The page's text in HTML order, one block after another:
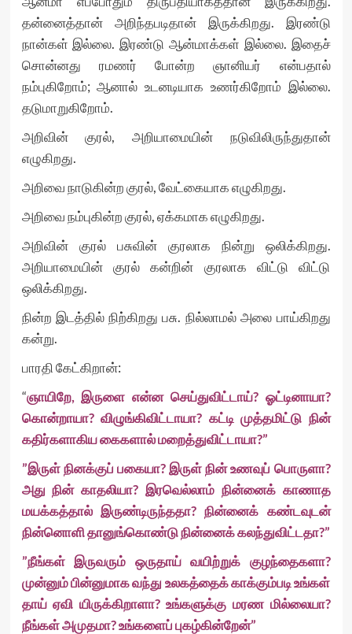
தன்னைத்தான் அறிந்தபடிதான் இருக்கிறது. இரண்டு
நான்கள் இல்லை. இரண்டு ஆன்மாக்கள் இல்லை. இதைச்
சொன்னது ரமணர் போன்ற ஞானியர் என்பதால்
நம்புகிறோம்; ஆனால் உடனடியாக உணர்கிறோம் இல்லை.
தடுமாறுகிறோம்.
அறிவின் குரல், அறியாமையின் நடுவிலிருந்துதான்
எழுகிறது.
அறிவை நாடுகின்ற குரல், வேட்கையாக எழுகிறது.
அறிவை நம்புகின்ற குரல், ஏக்கமாக எழுகிறது.
அறிவின் குரல் பசுவின் குரலாக நின்று ஒலிக்கிறது.
அறியாமையின் குரல் கன்றின் குரலாக விட்டு விட்டு
ஒலிக்கிறது.
நின்ற இடத்தில் நிற்கிறது பசு. நில்லாமல் அலை பாய்கிறது
கன்று.
பாரதி கேட்கிறான்:
“ஞாயிறே, இருளை என்ன செய்துவிட்டாய்? ஓட்டினாயா?
கொன்றாயா? விழுங்கிவிட்டாயா? கட்டி முத்தமிட்டு நின்
கதிர்களாகிய கைகளால் மறைத்துவிட்டாயா?”
”இருள் நினக்குப் பகையா? இருள் நின் உணவுப் பொருளா?
அது நின் காதலியா? இரவெல்லாம் நின்னைக் காணாத
மயக்கத்தால் இருண்டிருந்ததா? நின்னைக் கண்டவுடன்
நின்னொளி தானுங்கொண்டு நின்னைக் கலந்துவிட்டதா?”
”நீங்கள் இருவரும் ஒருதாய் வயிற்றுக் குழந்தைகளா?
முன்னும் பின்னுமாக வந்து உலகத்தைக் காக்கும்படி உங்கள்
தாய் ஏவி யிருக்கிறாளா? உங்களுக்கு மரண மில்லையா?
நீங்கள் அமுதமா? உங்களைப் புகழ்கின்றேன்”